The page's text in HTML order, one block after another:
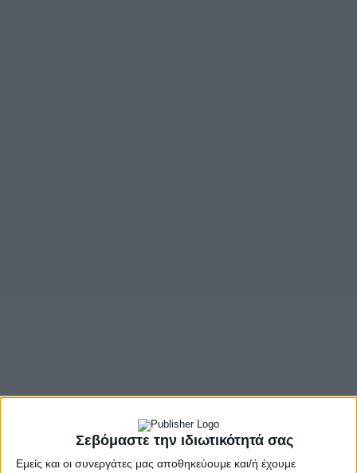
Σεβόμαστε την ιδιωτικότητά σας
Εμείς και οι συνεργάτες μας αποθηκεύουμε και/ή έχουμε